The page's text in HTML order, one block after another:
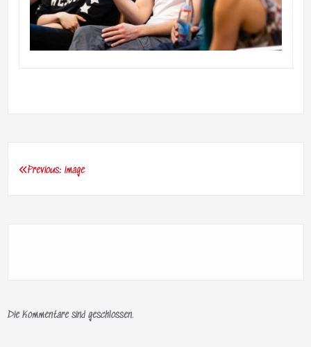
Beitragsnavigation
Previous: image
Die Kommentare sind geschlossen.